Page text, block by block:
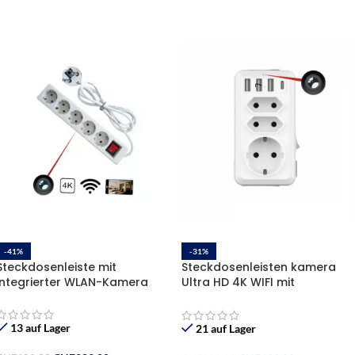
-41%
mit
WLAN-Kamera
13 auf Lager
-31%
Steckdosenleisten kamera
Ultra HD 4K WIFI mit
21 auf Lager